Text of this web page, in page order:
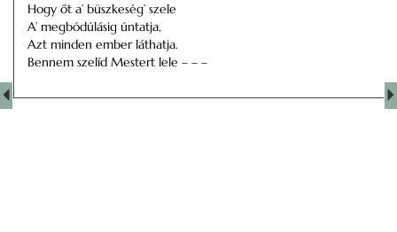
Hogy őt a’ büszkeség’ szele
A’ megbódúlásig úntatja,
Azt minden ember láthatja.
Bennem szelíd Mestert lele – – –